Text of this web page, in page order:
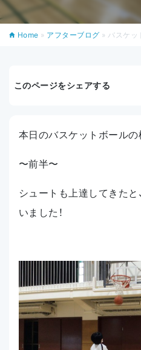
入学案内
アクセス
Home » アフターブログ » バスケッ
このページをシェアする
本日のバスケットボールの
〜前半〜
シュートも上達してきたと
いました！